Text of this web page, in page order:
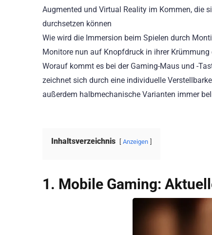
Augmented und Virtual Reality im Kommen, die
durchsetzen können
Wie wird die Immersion beim Spielen durch
Monitore nun auf Knopfdruck in ihrer
Worauf kommt es bei der Gaming-Maus und -
zeichnet sich durch eine individuelle
außerdem halbmechanische Varianten immer
Inhaltsverzeichnis Anzeigen
1. Mobile Gaming: